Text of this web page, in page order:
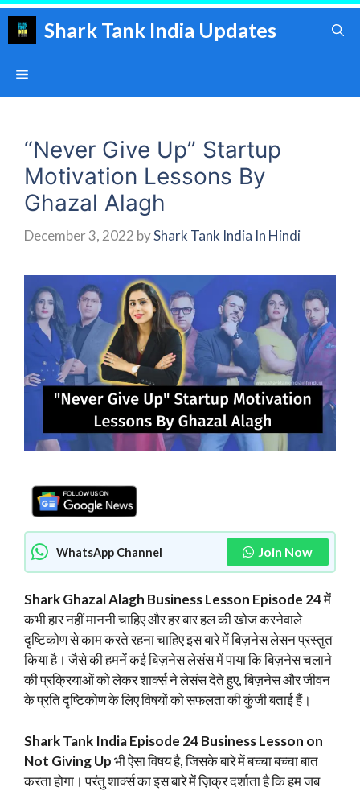
Skip
Shark Tank India Updates
Menu
“Never Give Up” Startup
Motivation Lessons By
Ghazal Alagh
December 3, 2022 byShark Tank India In Hindi
WhatsApp Channel Join Now
Shark Ghazal Alagh Business Lesson Episode 24में
कभी हार नहीं माननी चाहिए और हर बार हल की खोज करनेवाले
दृष्टिकोण से काम करते रहना चाहिए इस बारे में बिज़नेस लेसन प्रस्तुत
किया है। जैसे की हमनें कई बिज़नेस लेसंस में पाया कि बिज़नेस चलाने
की प्रक्रियाओं को लेकर शार्क्स ने लेसंस देते हुए, बिज़नेस और जीवन
के प्रति दृष्टिकोण के लिए विषयों को सफलता की कुंजी बताई हैं।
Shark Tank India Episode 24 Business Lesson on
Not Giving Upभी ऐसा विषय है, जिसके बारे में बच्चा बच्चा बात
करता होगा। परंतु शार्क्स का इस बारे में ज़िक्र दर्शाता है कि हम जब